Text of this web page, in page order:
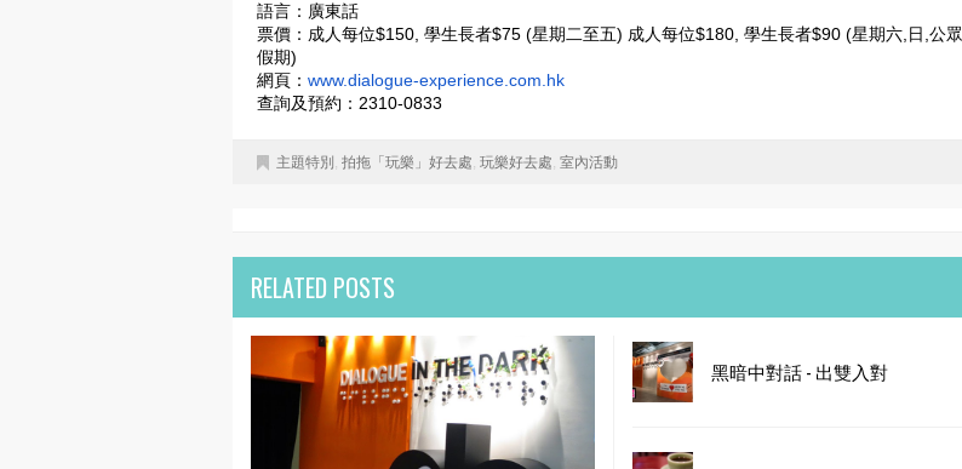
語言：廣東話
票價：成人每位$150, 學生長者$75 (星期二至五) 成人每位$180, 學生長者$90 (星期六,日,公眾
假期)
網頁： www.dialogue-experience. com.hk
查詢及預約：2310-0833
主題特別 , 拍拖「玩樂」好去處, 玩樂好去處, 室內活動
RELATED POSTS
黑暗中對話 - 出雙入對